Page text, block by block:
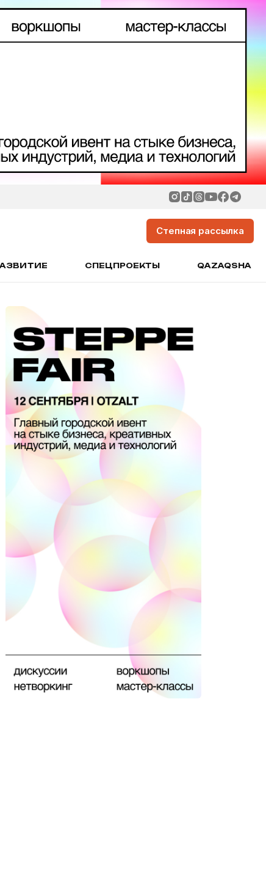
Степная рассылка
СПЕЦПРОЕКТЫ QAZAQSHA